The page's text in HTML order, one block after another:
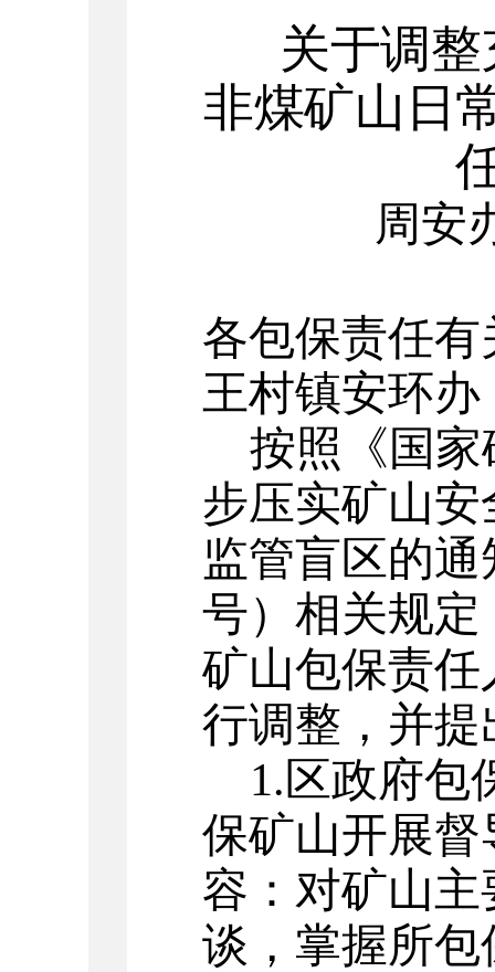
关于调
非煤矿山日
周安
各包保责任
王村镇安环
按照《国
步压实矿山
监管盲区的
号）相关规
矿山包保责
行调整，并
1.区政府包
保矿山开展
容：对矿山
谈，掌握所